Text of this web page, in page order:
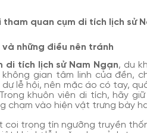
tham quan cụm di tích lịch sử
và những điều nên tránh
di tích lịch sử Nam Ngạn, du
gian tâm linh của đền,
lễ hội, nên mặc áo có tay,
khuôn viên di tích, hãy
chạm vào hiện vật trưng bày
coi trọng tín ngưỡng truyền